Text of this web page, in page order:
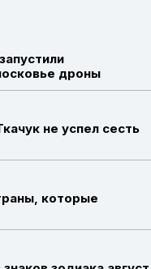
дроны
не успел сесть
которые